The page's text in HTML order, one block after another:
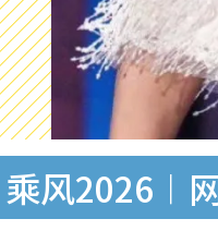
乘风2026︱